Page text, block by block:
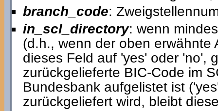
branch_code:
in_scl_directory: wenn
(d.h., wenn der oben erwähnte
dieses Feld auf 'yes' oder 'no',
zurückgelieferte BIC-Code im
Bundesbank aufgelistet ist
zurückgeliefert wird, bleibt